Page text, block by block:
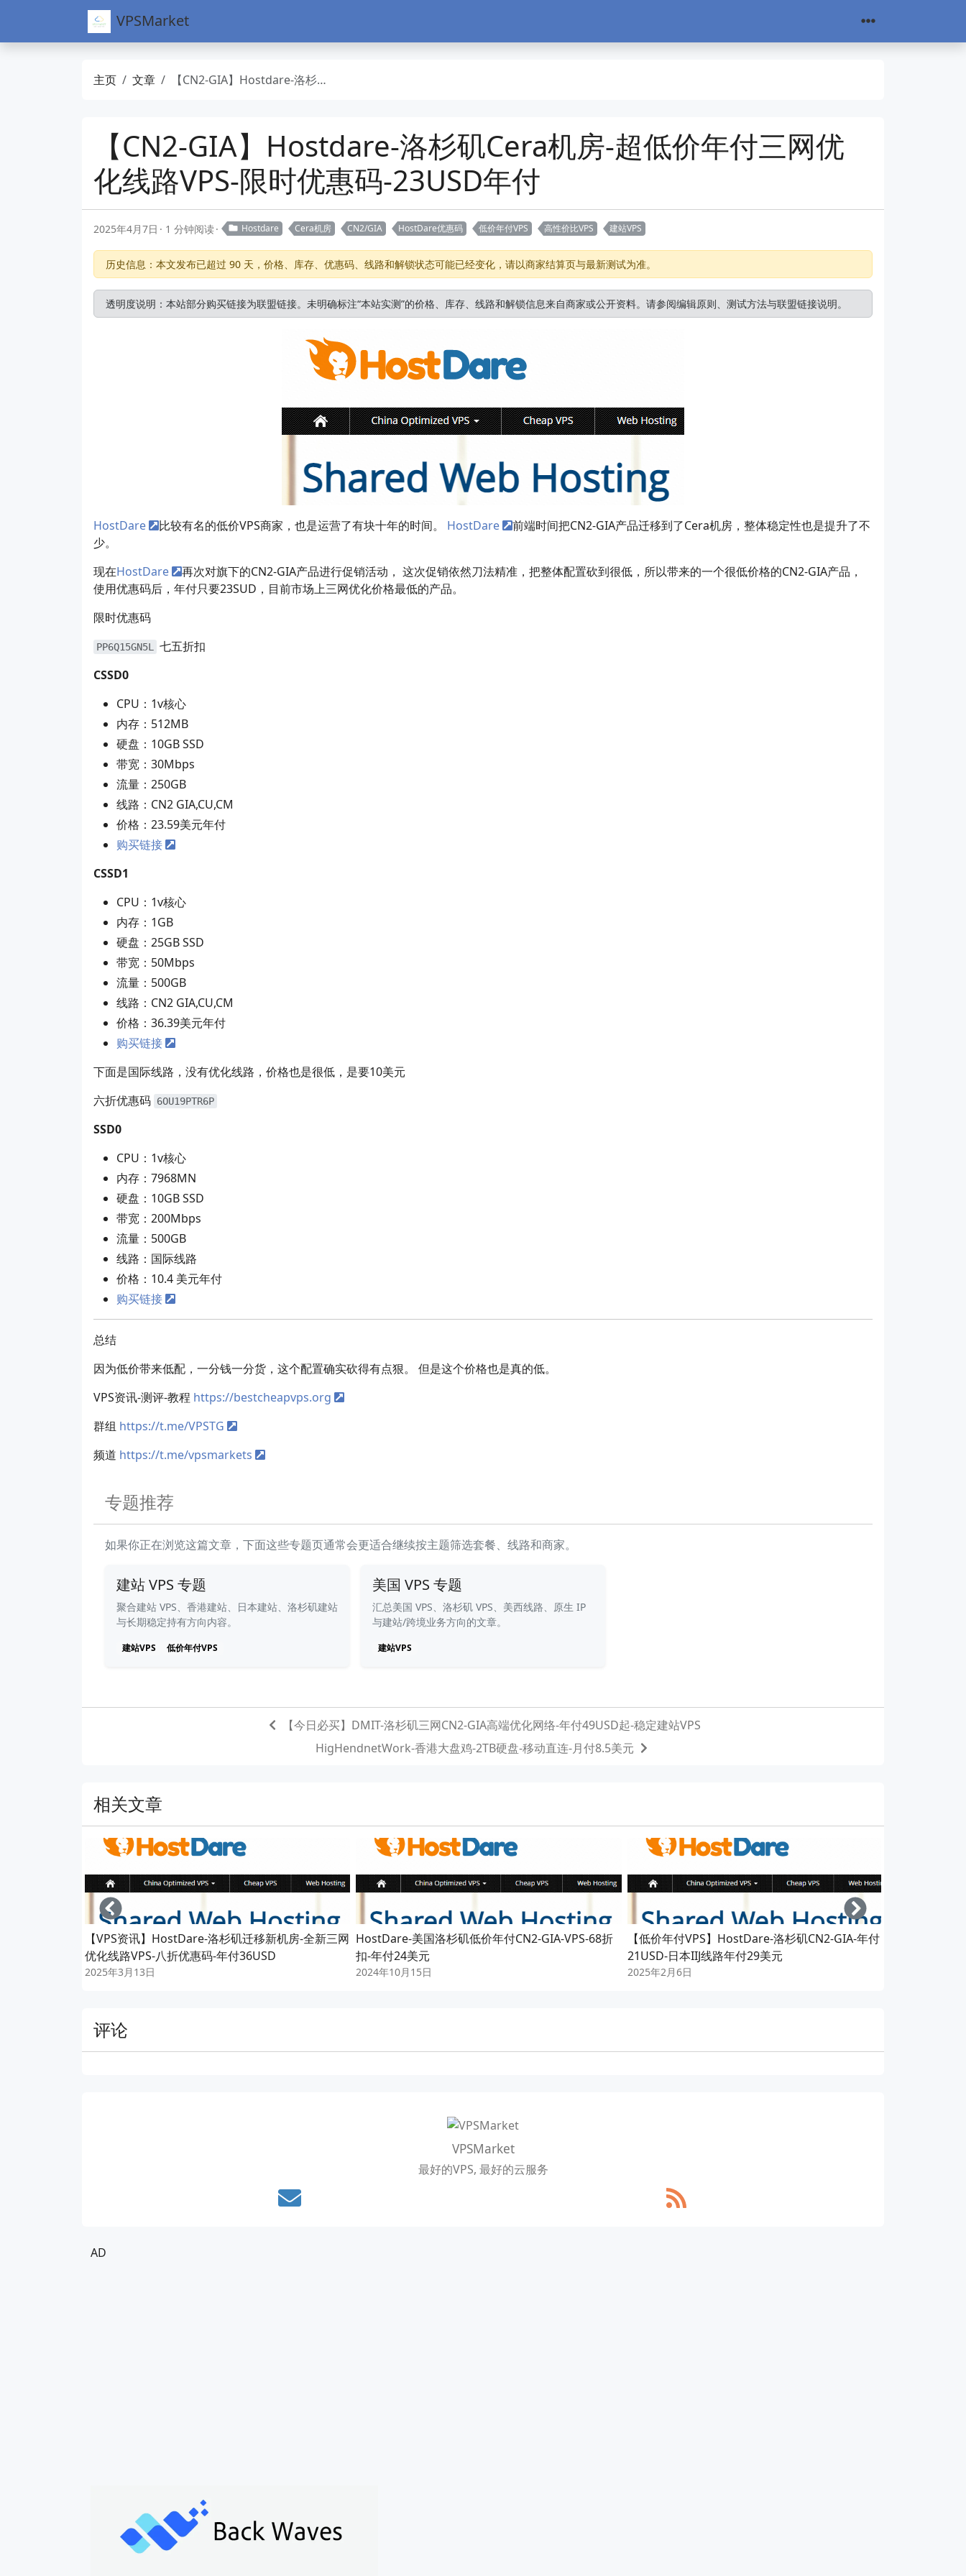
VPSMarket
主页 文章 【CN2-GIA】Hostdare-洛杉矶Cera机房-超低价年付三网优化线路VPS-限时优惠码-23USD年付
【CN2-GIA】Hostdare-洛杉矶Cera机房-超低价年付三网优
化线路VPS-限时优惠码-23USD年付
2025年4月7日 1 分钟阅读 Hostdare Cera机房 CN2/GIA HostDare优惠码 低价年付VPS 高性价比VPS 建站VPS
历史信息：本文发布已超过 90 天，价格、库存、优惠码、线路和解锁状态可能已经变化，请以商家结算页与最新测试为准。
透明度说明：本站部分购买链接为联盟链接。未明确标注“本站实测”的价格、库存、线路和解锁信息来自商家或公开资料。请参阅编辑原则、 测试方法与联盟链接说明。
HostDare 比较有名的低价VPS商家，也是运营了有块十年的时间。 HostDare
前端时间把CN2-GIA产品迁移到了Cera机房，整体稳定性也是提升了不
少。
现在HostDare
再次对旗下的CN2-GIA产品进行促销活动， 这次促销依然刀法精准，把整体配置砍到很低，所以带来的一个很低价格的CN2-GIA产品，
使用优惠码后，年付只要23SUD，目前市场上三网优化价格最低的产品。
限时优惠码
PP6Q15GN5L
七五折扣
CSSD0
CPU：1v核心
内存：512MB
硬盘：10GB SSD
带宽：30Mbps
流量：250GB
线路：CN2 GIA,CU,CM
价格：23.59美元年付
购买链接
CSSD1
CPU：1v核心
内存：1GB
硬盘：25GB SSD
带宽：50Mbps
流量：500GB
线路：CN2 GIA,CU,CM
价格：36.39美元年付
购买链接
下面是国际线路，没有优化线路，价格也是很低，是要10美元
六折优惠码 6OU19PTR6P
SSD0
CPU：1v核心
内存：7968MN
硬盘：10GB SSD
带宽：200Mbps
流量：500GB
线路：国际线路
价格：10.4 美元年付
购买链接
总结
因为低价带来低配，一分钱一分货，这个配置确实砍得有点狠。 但是这个价格也是真的低。
VPS资讯-测评-教程 https://bestcheapvps.org
群组 https://t.me/VPSTG
频道 https://t.me/vpsmarkets
专题推荐
如果你正在浏览这篇文章，下面这些专题页通常会更适合继续按主题筛选套餐、线路和商家。
建站 VPS 专题
聚合建站 VPS、香港建站、日本建站、洛杉矶建站
与长期稳定持有方向内容。
建站VPS 低价年付VPS
美国 VPS 专题
汇总美国 VPS、洛杉矶 VPS、美西线路、原生 IP
与建站/跨境业务方向的文章。
建站VPS
【今日必买】DMIT-洛杉矶三网CN2-GIA高端优化网络-年付49USD起-稳定建站VPS
HigHendnetWork-香港大盘鸡-2TB硬盘-移动直连-月付8.5美元
相关文章
【VPS资讯】HostDare-洛杉矶迁移新机房-全新三网
优化线路VPS-八折优惠码-年付36USD
2025年3月13日
HostDare-美国洛杉矶低价年付CN2-GIA-VPS-68折
扣-年付24美元
2024年10月15日
【低价年付VPS】HostDare-洛杉矶CN2-GIA-年付
21USD-日本IIJ线路年付29美元
2025年2月6日
Left Right
评论
VPSMarket
最好的VPS, 最好的云服务
AD